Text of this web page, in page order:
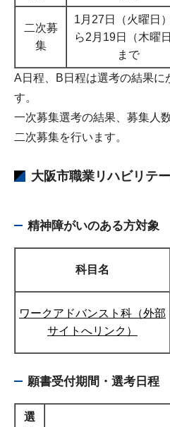
二次募
集
1月27日（火曜日
ら2月19日（木曜日
まで
A日程、B日程は選考の結果に
す。
一次募集選考の結果、募集人
二次募集を行います。
大阪市職業リハビリテ
精神障がいのある方対象
科目名
ワークアドバンスト科（外部
サイトへリンク）
願書受付期間・選考日程
選